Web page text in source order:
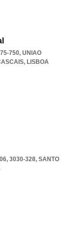
750, UNIAO
, LISBOA
3030-328, SANTO